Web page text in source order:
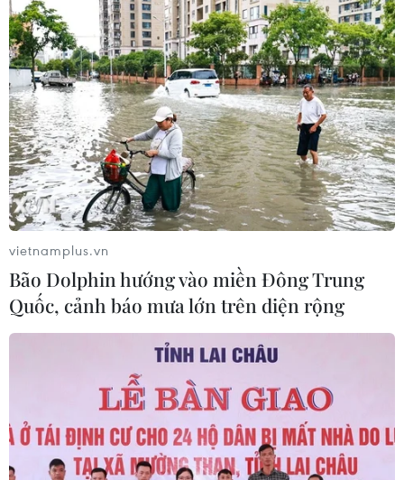
Đồng Nai phát hiện 7 cơ sở nuôi lợn
"vỗ béo" sử dụng chất cấm
05/08/2026 04:59
Triệt phá thành công hệ
thống Lương Sơn TV đánh bạc lên tới
1.500 tỷ đồng/tháng
05/08/2026 04:57
Đình chỉ chức vụ một hiệu trưởng do
liên quan đường dây cá độ bóng đá
Cảnh báo lừa đảo mùa tựu trường:
Cẩn trọng với thủ đoạn giả danh, đặt
cọc
vietnamplus.vn
Bão Dolphin hướng vào miền Đông Trung
Quốc, cảnh báo mưa lớn trên diện rộng